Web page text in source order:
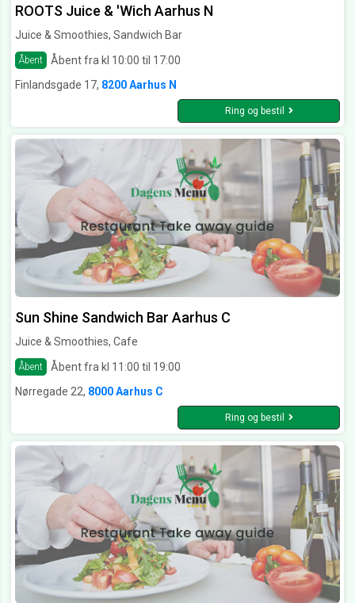
ROOTS Juice & 'Wich Aarhus N
Juice & Smoothies, Sandwich Bar
Åbent
Åbent fra kl 10:00 til 17:00
Finlandsgade 17, 8200 Aarhus N
Ring og bestil
Sun Shine Sandwich Bar Aarhus C
Juice & Smoothies, Cafe
Åbent
Åbent fra kl 11:00 til 19:00
Nørregade 22, 8000 Aarhus C
Ring og bestil